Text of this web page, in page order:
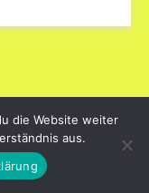
Loose von
.
die Website weiter
aus.